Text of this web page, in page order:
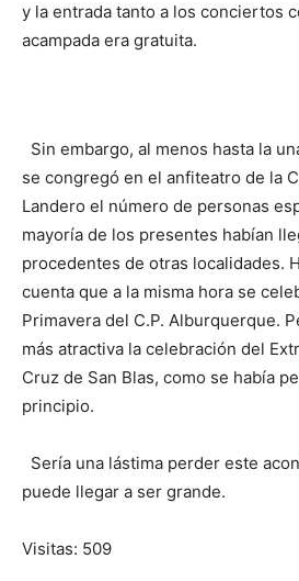
y la entrada tanto a los conciertos
acampada era gratuita.
Sin embargo, al menos hasta la
se congregó en el anfiteatro de la
Landero el número de personas
mayoría de los presentes habían
procedentes de otras localidades.
cuenta que a la misma hora se
Primavera del C.P. Alburquerque.
más atractiva la celebración del
Cruz de San Blas, como se había
principio.
Sería una lástima perder este
puede llegar a ser grande.
Visitas: 509